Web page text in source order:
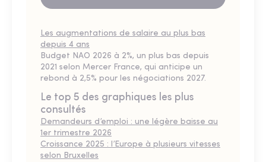
Les augmentations de salaire au plus bas
depuis 4 ans
Budget NAO 2026 à 2%, un plus bas depuis
2021 selon Mercer France, qui anticipe un
rebond à 2,5% pour les négociations 2027.
Le top 5 des graphiques les plus
consultés
Demandeurs d’emploi : une légère baisse au
1er trimestre 2026
Croissance 2025 : l’Europe à plusieurs vitesses
selon Bruxelles